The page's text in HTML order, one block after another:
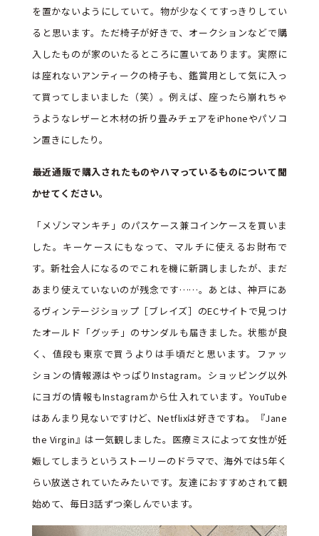
を置かないようにしていて。物が少なくてすっきりしてい
ると思います。ただ椅子が好きで、オークションなどで購
入したものが家のいたるところに置いてあります。実際に
は座れないアンティークの椅子も、鑑賞用として気に入っ
て買ってしまいました（笑）。例えば、座ったら崩れちゃ
うようなレザーと木材の折り畳みチェアをiPhoneやパソコ
ン置きにしたり。
――最近通販で購入されたものやハマっているものについて聞
かせてください。
「メゾンマンキチ」のパスケース兼コインケースを買いま
した。キーケースにもなって、マルチに使えるお財布で
す。新社会人になるのでこれを機に新調しましたが、まだ
あまり使えていないのが残念です……。あとは、神戸にあ
るヴィンテージショップ［ブレイズ］のECサイトで見つけ
たオールド「グッチ」のサンダルも届きました。状態が良
く、値段も東京で買うよりは手頃だと思います。ファッ
ションの情報源はやっぱりInstagram。ショッピング以外
にヨガの情報もInstagramから仕入れています。YouTube
はあんまり見ないですけど、Netflixは好きですね。『Jane
the Virgin』は一気観しました。医療ミスによって女性が妊
娠してしまうというストーリーのドラマで、海外では5年く
らい放送されていたみたいです。友達におすすめされて観
始めて、毎日3話ずつ楽しんでいます。